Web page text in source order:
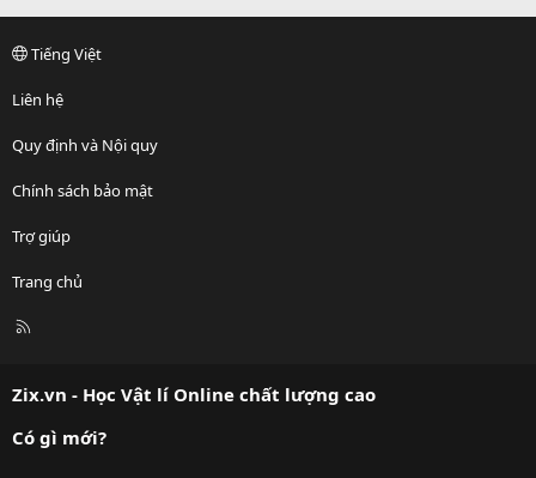
Tiếng Việt
Liên hệ
Quy định và Nội quy
Chính sách bảo mật
Trợ giúp
Trang chủ
R
Zix.vn - Học Vật lí Online chất lượng cao
Có gì mới?